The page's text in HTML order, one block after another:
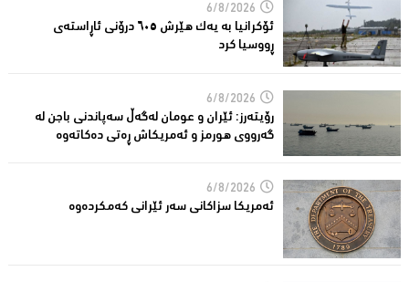
6/8/2026
ئۆکرانیا بە یەک هێرش ٦٠٥ درۆنی ئاڕاستەى
ڕووسیا کرد
6/8/2026
رۆیتەرز: ئێران و عومان لەگەڵ سەپاندنی باجن لە
گەرووی هورمز و ئەمریکاش ڕەتی دەکاتەوە
6/8/2026
ئه‌مریكا سزاكانی سه‌ر ئێرانی كه‌مكرده‌وه‌